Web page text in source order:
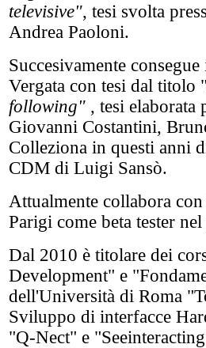
televisive", tesi svolta
Andrea Paoloni.
Succesivamente
Vergata con tesi dal titolo "
following" , tesi
Giovanni Costantini,
Colleziona in questi anni
CDM di Luigi Sansò.
Attualmente collabora
Parigi come beta tester
Dal 2010 è titolare dei
Development" e
dell'Università di Roma
Sviluppo di interfacce
"Q-Nect" e